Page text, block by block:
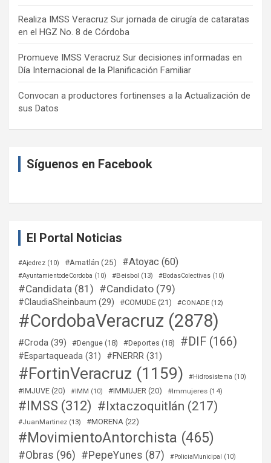
Realiza IMSS Veracruz Sur jornada de cirugía de cataratas
en el HGZ No. 8 de Córdoba
Promueve IMSS Veracruz Sur decisiones informadas en
Día Internacional de la Planificación Familiar
Convocan a productores fortinenses a la Actualización de
sus Datos
Síguenos en Facebook
El Portal Noticias
#Ajedrez (10) #Amatlán (25) #Atoyac (60)
#AyuntamientodeCordoba (10) #Beisbol (13) #BodasColectivas (10)
#Candidata (81) #Candidato (79)
#ClaudiaSheinbaum (29) #COMUDE (21) #CONADE (12)
#CordobaVeracruz (2878)
#Croda (39) #Dengue (18) #Deportes (18) #DIF (166)
#Espartaqueada (31) #FNERRR (31)
#FortinVeracruz (1159) #Hidrosistema (10)
#IMJUVE (20) #IMM (10) #IMMUJER (20) #Immujeres (14)
#IMSS (312) #Ixtaczoquitlán (217)
#JuanMartinez (13) #MORENA (22)
#MovimientoAntorchista (465)
#Obras (96) #PepeYunes (87) #PoliciaMunicipal
(10)